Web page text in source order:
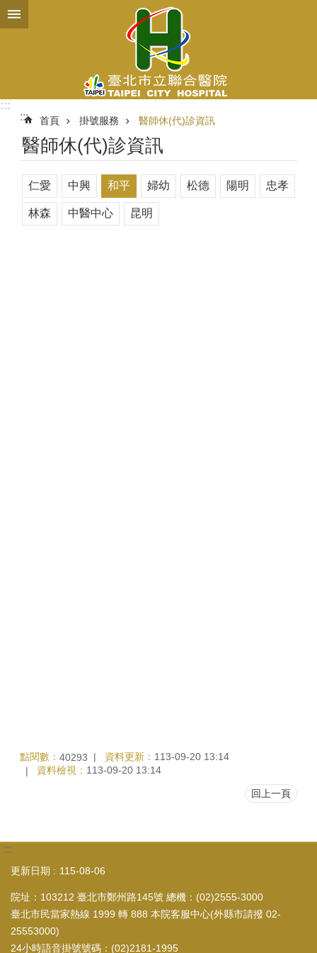
跳到主要內容區塊
:::
:::
首頁 掛號服務 醫師休(代)診資訊
醫師休(代)診資訊
仁愛 中興 和平 婦幼 松德 陽明 忠孝
林森 中醫中心 昆明
點閱數： 40293 資料更新： 113-09-20 13:14
資料檢視： 113-09-20 13:14
回上一頁
:::
更新日期 115-08-06
院址：103212 臺北市鄭州路145號 總機：(02)2555-3000
臺北市民當家熱線 1999 轉 888 本院客服中心(外縣市請撥 02-
25553000)
24小時語音掛號號碼：(02)2181-1995